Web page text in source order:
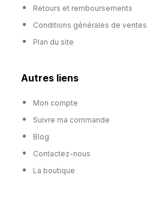
Retours et remboursements
Conditions générales de ventes
Plan du site
Autres liens
Mon compte
Suivre ma commande
Blog
Contactez-nous
La boutique